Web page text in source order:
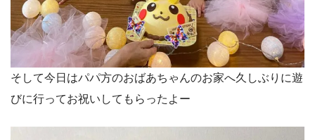
そして今日はパパ方のおばあちゃんのお家へ久しぶりに遊
びに行ってお祝いしてもらったよー